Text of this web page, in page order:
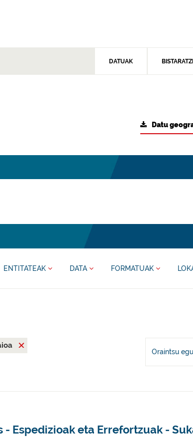
DATUAK
Datu
ENTITATEAK DATA FORMATUAK
Oraintsu
- Espedizioak eta Errefortzuak -